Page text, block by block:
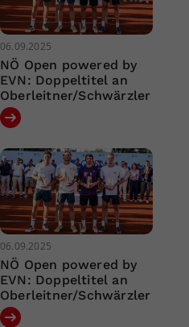
06.09.2025
NÖ Open powered by
EVN: Doppeltitel an
Oberleitner/Schwärzler
06.09.2025
NÖ Open powered by
EVN: Doppeltitel an
Oberleitner/Schwärzler